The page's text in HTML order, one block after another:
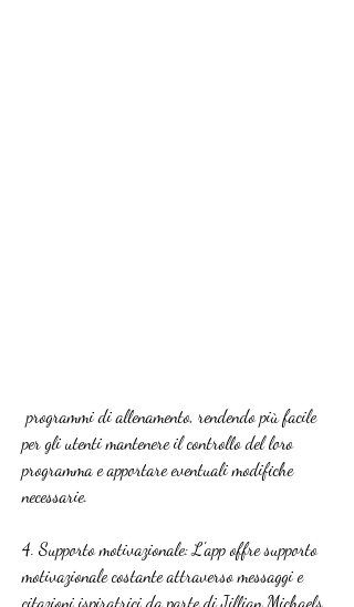
per gli utenti mantenere il controllo del loro
programma e apportare eventuali modifiche
necessarie.
4. Supporto motivazionale: L'app offre supporto
motivazionale costante attraverso messaggi e
citazioni ispiratrici da parte di Jillian Michaels,